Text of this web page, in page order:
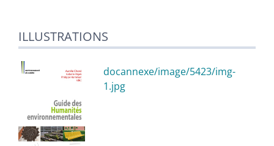
ILLUSTRATIONS
docannexe/image/5423/img-
1.jpg